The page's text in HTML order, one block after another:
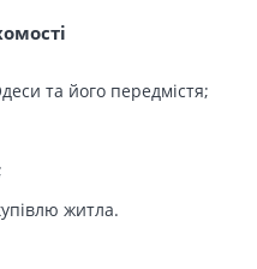
та його передмістя;
житла.